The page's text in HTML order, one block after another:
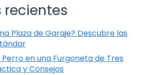
recientes
Plaza de Garaje? Descubre las
en una Furgoneta de Tres
y Consejos